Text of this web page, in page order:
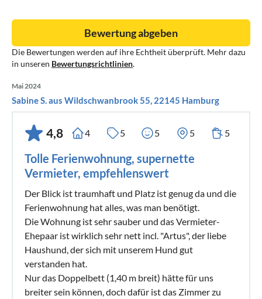
Die Bewertungen werden auf ihre Echtheit überprüft. Mehr dazu
in unseren Bewertungsrichtlinien.
Bewertung abgeben
Mai 2024
Sabine S. aus Wildschwanbrook 55, 22145 Hamburg
4,8 4 5 5 5 5
Tolle Ferienwohnung, supernette
Vermieter, empfehlenswert
Der Blick ist traumhaft und Platz ist genug da und die
Ferienwohnung hat alles, was man benötigt.
Die Wohnung ist sehr sauber und das Vermieter-
Ehepaar ist wirklich sehr nett incl. "Artus", der liebe
Haushund, der sich mit unserem Hund gut
verstanden hat.
Nur das Doppelbett (1,40 m breit) hätte für uns
breiter sein können, doch dafür ist das Zimmer zu